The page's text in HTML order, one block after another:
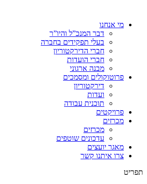
מי אנחנו
דבר המנכ”ל והיו”ר
בעלי תפקידים בחברה
חברי הדירקטוריון
חברי הועדות
מבנה ארגוני
פרוטוקולים ומסמכים
דירקטוריון
ועדות
תוכנית עבודה
פרויקטים
מכרזים
מכרזים
עדכונים שוטפים
מאגר יועצים
צרו איתנו קשר
תפריט